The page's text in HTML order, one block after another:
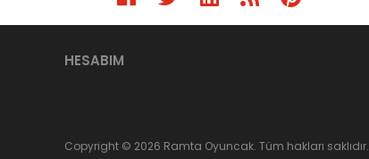
HESABIM
Copyright © 2026 Ramta Oyuncak. Tüm hakları saklıdır.